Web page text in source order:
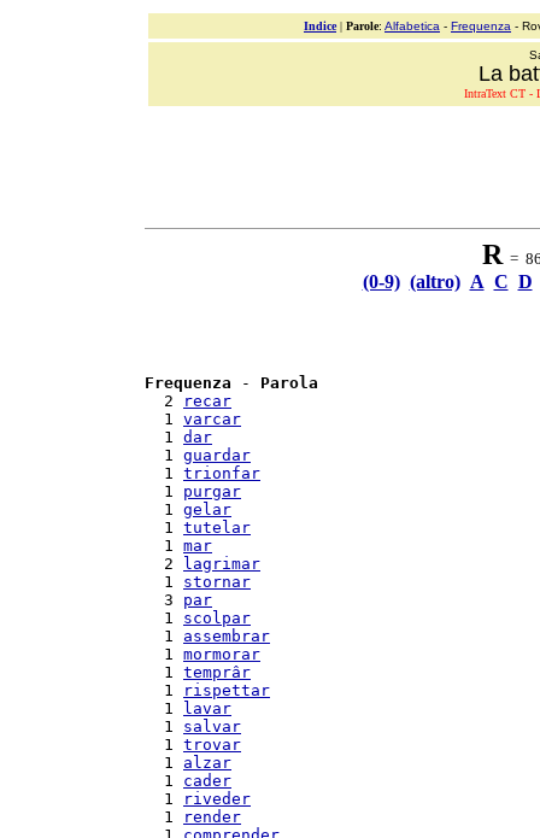
Indice| Parole: Alfabetica - Frequenza -
La
IntraText CT -
R= 86
(0-9) (altro) A C D
Frequenza - Parola
  2
recar
  1
varcar
  1
dar
  1
guardar
  1
trionfar
  1
purgar
  1
gelar
  1
tutelar
  1
mar
  2
lagrimar
  1
stornar
  3
par
  1
scolpar
  1
assembrar
  1
mormorar
  1
temprâr
  1
rispettar
  1
lavar
  1
salvar
  1
trovar
  1
alzar
  1
cader
  1
riveder
  1
render